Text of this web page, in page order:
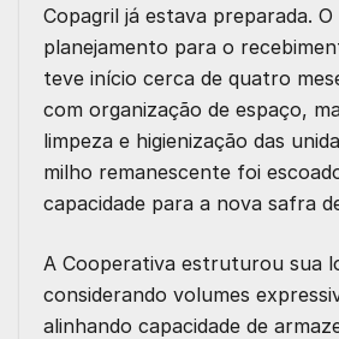
Copagril já estava preparada. O
planejamento para o
teve início cerca de quatro
com organização de espaço,
limpeza e higienização das
milho remanescente foi
capacidade para a nova safra
A Cooperativa estruturou sua
considerando volumes
alinhando capacidade de